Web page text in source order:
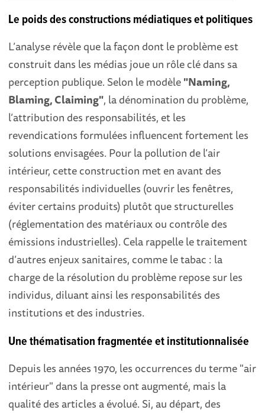
Le poids des constructions médiatiques et politiques
L’analyse révèle que la façon dont le problème est
construit dans les médias joue un rôle clé dans sa
perception publique. Selon le modèle"Naming,
Blaming, Claiming", la dénomination du problème,
l’attribution des responsabilités, et les
revendications formulées influencent fortement les
solutions envisagées. Pour la pollution de l’air
intérieur, cette construction met en avant des
responsabilités individuelles (ouvrir les fenêtres,
éviter certains produits) plutôt que structurelles
(réglementation des matériaux ou contrôle des
émissions industrielles). Cela rappelle le traitement
d’autres enjeux sanitaires, comme le tabac : la
charge de la résolution du problème repose sur les
individus, diluant ainsi les responsabilités des
institutions et des industries.
Une thématisation fragmentée et institutionnalisée
Depuis les années 1970, les occurrences du terme "air
intérieur" dans la presse ont augmenté, mais la
qualité des articles a évolué. Si, au départ, des